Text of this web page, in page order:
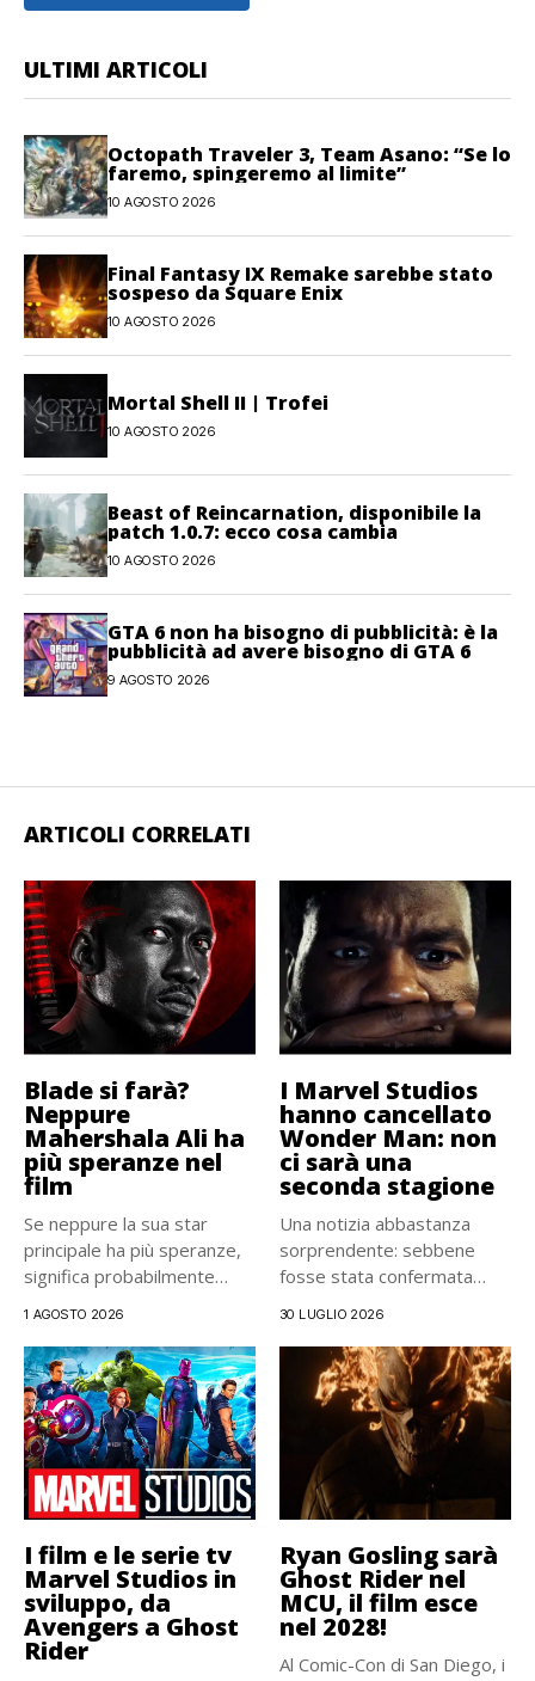
ULTIMI ARTICOLI
Octopath Traveler 3, Team Asano: “Se lo
faremo, spingeremo al limite”
10 AGOSTO 2026
Final Fantasy IX Remake sarebbe stato
sospeso da Square Enix
10 AGOSTO 2026
Mortal Shell II | Trofei
10 AGOSTO 2026
Beast of Reincarnation, disponibile la
patch 1.0.7: ecco cosa cambia
10 AGOSTO 2026
GTA 6 non ha bisogno di pubblicità: è la
pubblicità ad avere bisogno di GTA 6
9 AGOSTO 2026
ARTICOLI CORRELATI
Blade si farà?
Neppure
Mahershala Ali ha
più speranze nel
film
Se neppure la sua star
principale ha più speranze,
significa probabilmente
1 AGOSTO 2026
I Marvel Studios
hanno cancellato
Wonder Man: non
ci sarà una
seconda stagione
Una notizia abbastanza
sorprendente: sebbene
fosse stata confermata
30 LUGLIO 2026
I film e le serie tv
Marvel Studios in
sviluppo, da
Avengers a Ghost
Rider
Ryan Gosling sarà
Ghost Rider nel
MCU, il film esce
nel 2028!
Al Comic-Con di San Diego, i